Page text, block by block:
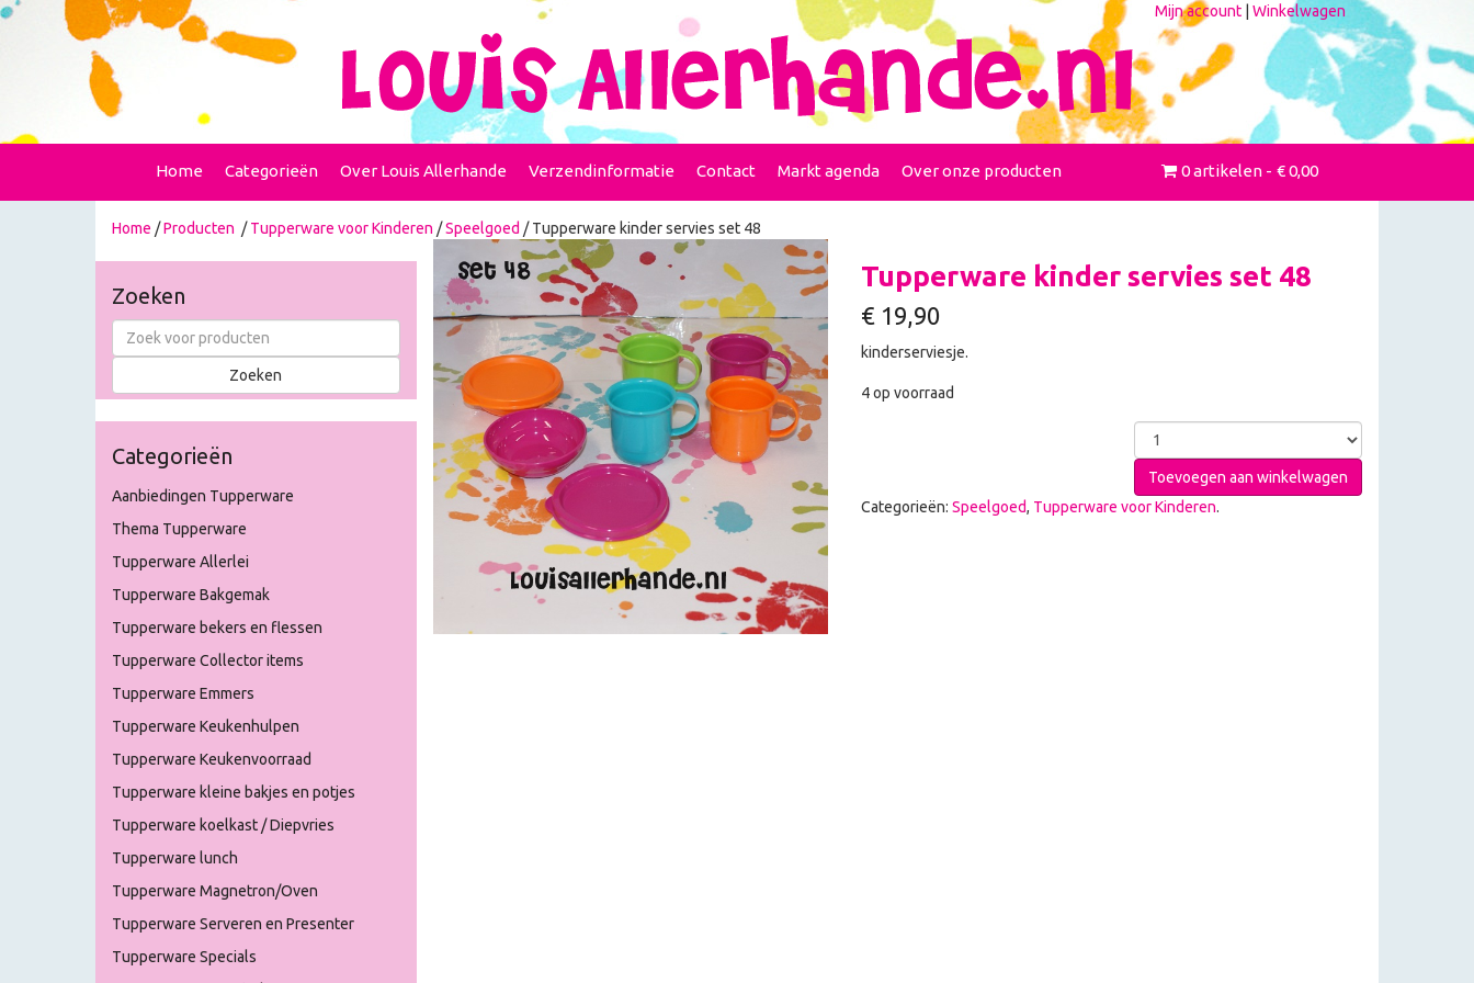
Mijn account Winkelwagen
Home Categorieën Over Louis Allerhande Verzendinformatie Contact Markt agenda Over onze producten 0 artikelen € 0,00
Home /Producten /Tupperware voor Kinderen /Speelgoed / Tupperware kinder servies set 48
Zoeken
Categorieën
Aanbiedingen Tupperware
Thema Tupperware
Tupperware Allerlei
Tupperware Bakgemak
Tupperware bekers en flessen
Tupperware Collector items
Tupperware Emmers
Tupperware Keukenhulpen
Tupperware Keukenvoorraad
Tupperware kleine bakjes en potjes
Tupperware koelkast / Diepvries
Tupperware lunch
Tupperware Magnetron/Oven
Tupperware Serveren en Presenter
Tupperware Specials
Tupperware kinder servies set 48
€19,90
kinderserviesje.
4 op voorraad
Toevoegen aan winkelwagen
Categorieën: Speelgoed, Tupperware voor Kinderen.